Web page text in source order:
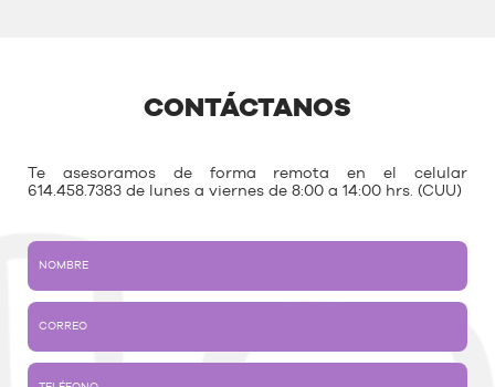
CONTÁCTANOS
Te asesoramos de forma remota en el celular
614.458.7383 de lunes a viernes de 8:00 a 14:00 hrs. (CUU)